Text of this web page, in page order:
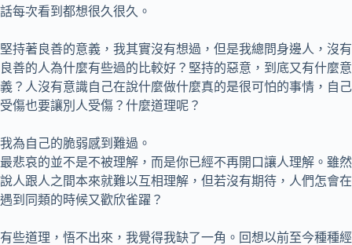
話每次看到都想很久很久。
堅持著良善的意義，我其實沒有想過，但是我總問身邊人，沒有
良善的人為什麼有些過的比較好？堅持的惡意，到底又有什麼意
義？人沒有意識自己在說什麼做什麼真的是很可怕的事情，自己
受傷也要讓別人受傷？什麼道理呢？
我為自己的脆弱感到難過。
最悲哀的並不是不被理解，而是你已經不再開口讓人理解。雖然
說人跟人之間本來就難以互相理解，但若沒有期待，人們怎會在
遇到同類的時候又歡欣雀躍？
有些道理，悟不出來，我覺得我缺了一角。回想以前至今種種經